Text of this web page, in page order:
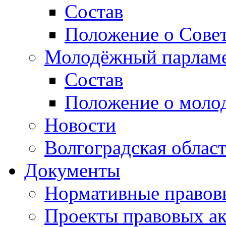
Состав
Положение о
Молодёжный
Состав
Положение о
Новости
Волгоградская
Документы
Нормативные
Проекты правовых